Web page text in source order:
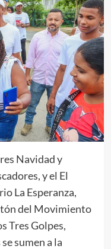
Navidad y
y el El
La Esperanza,
del Movimiento
Tres Golpes,
sumen a la